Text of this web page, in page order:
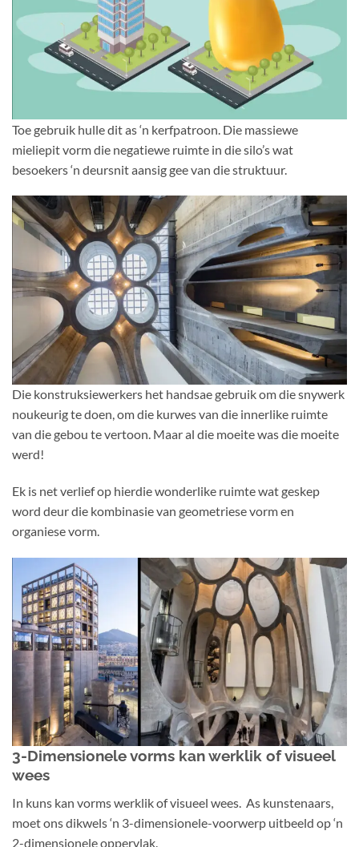
Toe gebruik hulle dit as ‘n kerfpatroon. Die massiewe
mieliepit vorm die negatiewe ruimte in die silo’s wat
besoekers ‘n deursnit aansig gee van die struktuur.
Die konstruksiewerkers het handsae gebruik om die snywerk
noukeurig te doen, om die kurwes van die innerlike ruimte
van die gebou te vertoon. Maar al die moeite was die moeite
werd!
Ek is net verlief op hierdie wonderlike ruimte wat geskep
word deur die kombinasie van geometriese vorm en
organiese vorm.
3-Dimensionele vorms kan werklik of visueel
wees
In kuns kan vorms werklik of visueel wees. As kunstenaars,
moet ons dikwels ‘n 3-dimensionele-voorwerp uitbeeld op ‘n
2-dimensionele oppervlak.